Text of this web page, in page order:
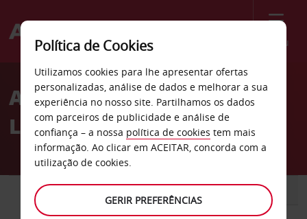
Menu
Welcome
AvisAluguer de carros Avis
Livermore na Califórnia
CARRO COMERCIAIS
Política de Cookies
Utilizamos cookies para lhe apresentar ofertas
personalizadas, análise de dados e melhorar a sua
experiência no nosso site. Partilhamos os dados
com parceiros de publicidade e análise de
confiança – a nossa política de cookies tem mais
informação. Ao clicar em ACEITAR, concorda com a
utilização de cookies.
GERIR PREFERÊNCIAS